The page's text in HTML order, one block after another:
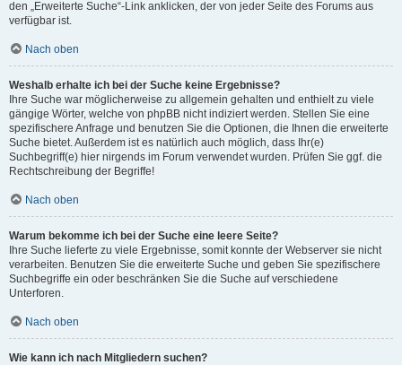
den „Erweiterte Suche“-Link anklicken, der von jeder Seite des Forums aus
verfügbar ist.
Nach oben
Weshalb erhalte ich bei der Suche keine Ergebnisse?
Ihre Suche war möglicherweise zu allgemein gehalten und enthielt zu viele
gängige Wörter, welche von phpBB nicht indiziert werden. Stellen Sie eine
spezifischere Anfrage und benutzen Sie die Optionen, die Ihnen die erweiterte
Suche bietet. Außerdem ist es natürlich auch möglich, dass Ihr(e)
Suchbegriff(e) hier nirgends im Forum verwendet wurden. Prüfen Sie ggf. die
Rechtschreibung der Begriffe!
Nach oben
Warum bekomme ich bei der Suche eine leere Seite?
Ihre Suche lieferte zu viele Ergebnisse, somit konnte der Webserver sie nicht
verarbeiten. Benutzen Sie die erweiterte Suche und geben Sie spezifischere
Suchbegriffe ein oder beschränken Sie die Suche auf verschiedene
Unterforen.
Nach oben
Wie kann ich nach Mitgliedern suchen?